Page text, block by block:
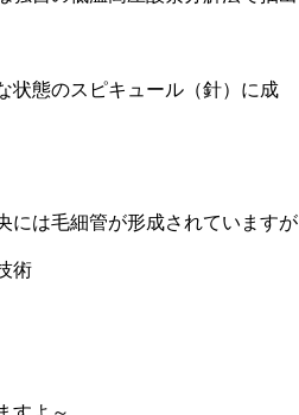
状態のスピキュール（針）に成
には毛細管が形成されていますが
術